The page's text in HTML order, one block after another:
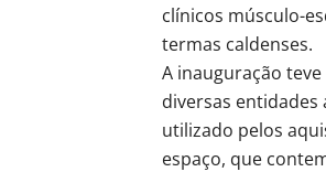
clínicos músculo-
termas caldenses.
A inauguração
diversas
utilizado pelos
espaço, que